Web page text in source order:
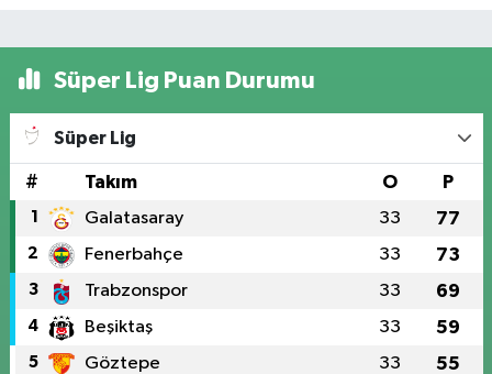
Süper Lig Puan Durumu
Süper Lig
# Takım O P
1 Galatasaray 33 77
2 Fenerbahçe 33 73
3 Trabzonspor 33 69
4 Beşiktaş 33 59
5 Göztepe 33 55